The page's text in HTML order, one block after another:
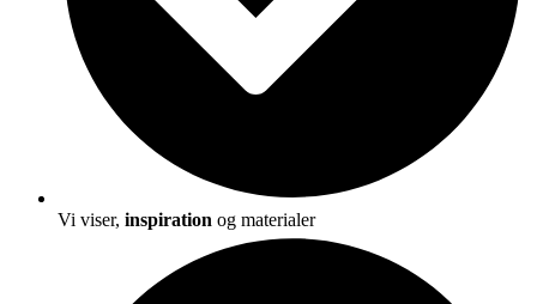
Vi viser, inspiration og materialer